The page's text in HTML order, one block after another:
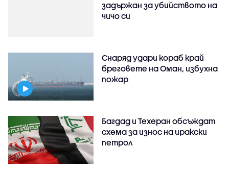
задържан за убийството на
чичо си
Снаряд удари кораб край
бреговете на Оман, избухна
пожар
Багдад и Техеран обсъждат
схема за износ на иракски
петрол